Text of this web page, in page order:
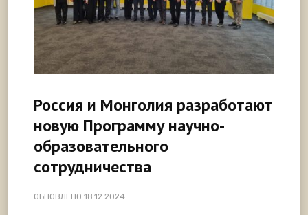
Россия и Монголия разработают
новую Программу научно-
образовательного
сотрудничества
ОБНОВЛЕНО 18.12.2024